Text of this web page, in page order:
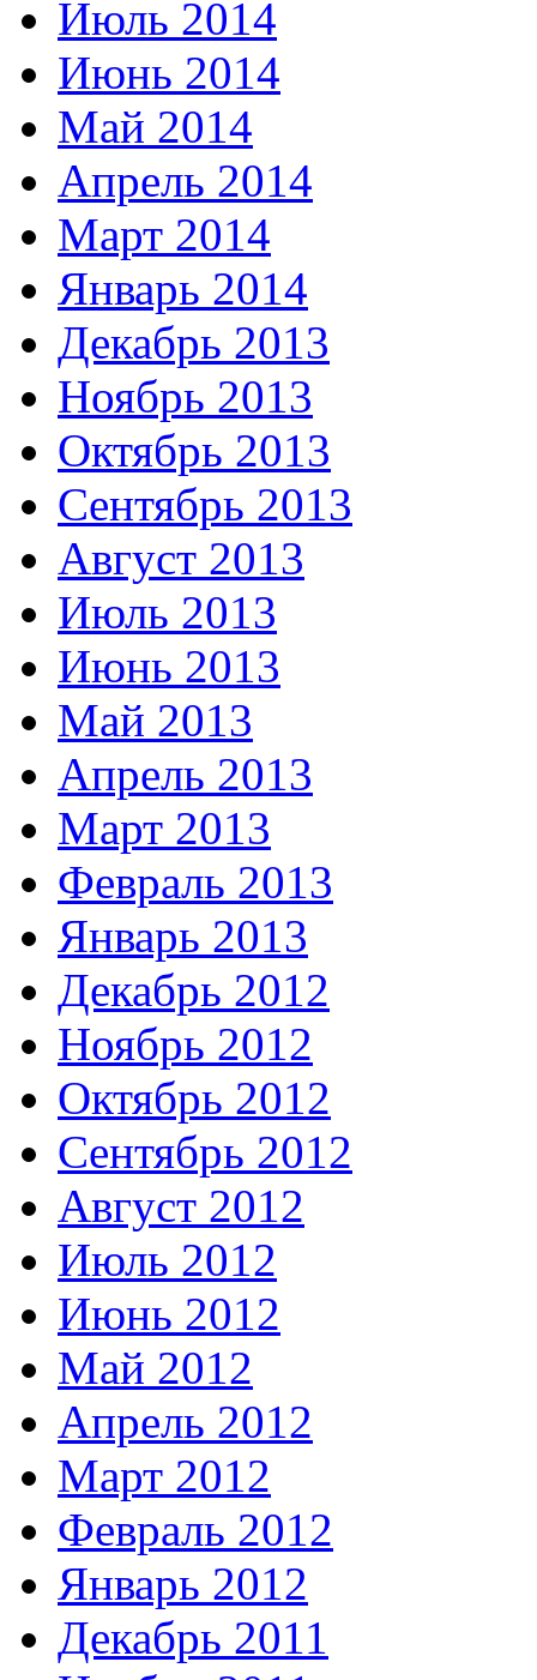
Июль 2014
Июнь 2014
Май 2014
Апрель 2014
Март 2014
Январь 2014
Декабрь 2013
Ноябрь 2013
Октябрь 2013
Сентябрь 2013
Август 2013
Июль 2013
Июнь 2013
Май 2013
Апрель 2013
Март 2013
Февраль 2013
Январь 2013
Декабрь 2012
Ноябрь 2012
Октябрь 2012
Сентябрь 2012
Август 2012
Июль 2012
Июнь 2012
Май 2012
Апрель 2012
Март 2012
Февраль 2012
Январь 2012
Декабрь 2011